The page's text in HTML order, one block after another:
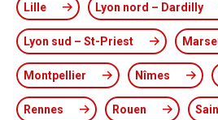
Lille Lyon nord – Dardilly
Lyon sud – St-Priest
Montpellier Nîmes
Rennes Rouen